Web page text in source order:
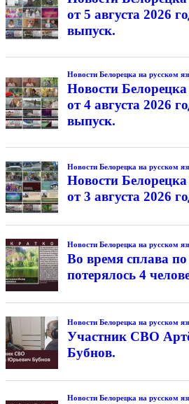
от 5 августа 2026
выпуск.
Новости Белорецка на русском
Новости
от 4 августа 2026
выпуск.
Новости Белорецка на русском
Новости
от 3 августа 2026
Новости Белорецка на русском
Во время сплава
потерялось 4
Новости Белорецка на русском
Участник СВО
Бубнов.
Новости Белорецка на русском